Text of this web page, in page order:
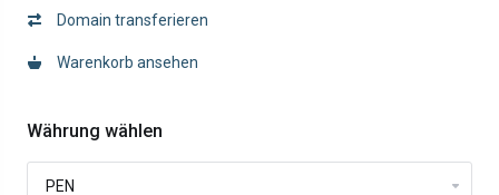
Domain transferieren
Warenkorb ansehen
Währung wählen